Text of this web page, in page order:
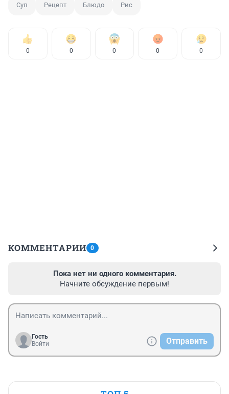
Суп Рецепт Блюдо Рис
0 0 0 0 0
КОММЕНТАРИИ 0
Пока нет ни одного комментария.
Начните обсуждение первым!
Гость
Войти
Отправить